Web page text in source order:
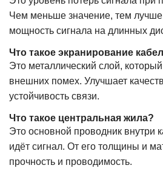
Чем меньше значение, тем лучше
мощность сигнала на длинных
Что такое экранирование
Это металлический слой,
внешних помех. Улучшает
устойчивость связи.
Что такое центральная жила?
Это основной проводник внутри
идёт сигнал. От его толщины и
прочность и проводимость.